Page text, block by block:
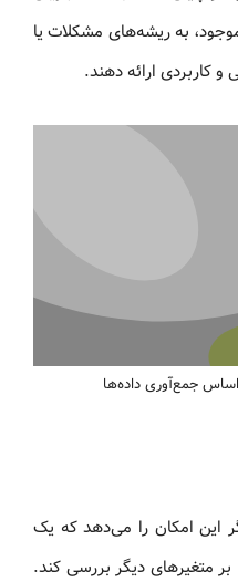
به ریشه‌های مشکلات یا
کاربردی ارائه دهند.
جمع‌آوری داده‌ها
این امکان را می‌دهد که یک
بر متغیرهای دیگر بررسی کند.